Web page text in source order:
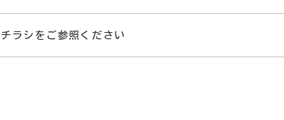
チラシをご参照ください